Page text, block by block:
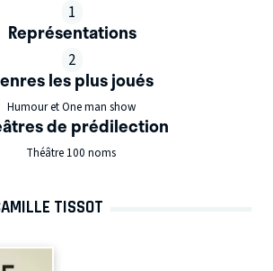
1
Représentations
2
les plus joués
Humour et One man show
de prédilection
Théâtre 100 noms
TISSOT